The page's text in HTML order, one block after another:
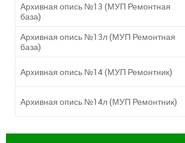
Архивная опись №13 (МУП Ремонтная
база)
Архивная опись №13л (МУП Ремонтная
база)
Архивная опись №14 (МУП Ремонтник)
Архивная опись №14л (МУП Ремонтник)